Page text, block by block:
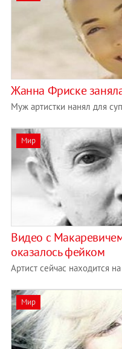
Жанна Фриске
Муж артистки нанял для
Мир
Видео с
оказалось фейком
Артист сейчас находится
Мир